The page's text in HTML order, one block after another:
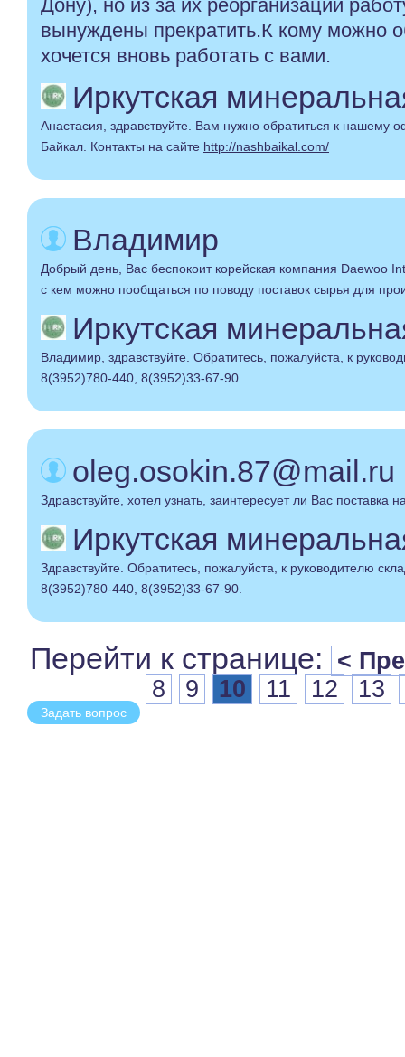
Дону), но из за их реорганизации
вынуждены прекратить.К кому можно
хочется вновь работать с вами.
Иркутская
Анастасия, здравствуйте. Вам нужно обратиться к нашему
Байкал. Контакты на сайте http://nashbaikal.com/
Владимир
Добрый день, Вас беспокоит корейская компания Daewoo
с кем можно пообщаться по поводу поставок сырья для
Иркутская
Владимир, здравствуйте. Обратитесь, пожалуйста, к
8(3952)780-440, 8(3952)33-67-90.
oleg.osokin.87@mail.ru
Здравствуйте, хотел узнать, заинтересует ли Вас поставка
Иркутская
Здравствуйте. Обратитесь, пожалуйста, к руководителю
8(3952)780-440, 8(3952)33-67-90.
Перейти к странице:
<
8
9 10 11 12 13
Задать вопрос